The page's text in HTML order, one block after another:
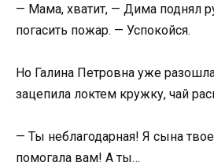
— Мама, хватит, — Дима поднял
погасить пожар. — Успокойся.
Но Галина Петровна уже
зацепила локтем кружку, чай
— Ты неблагодарная! Я сына
помогала вам! А ты…